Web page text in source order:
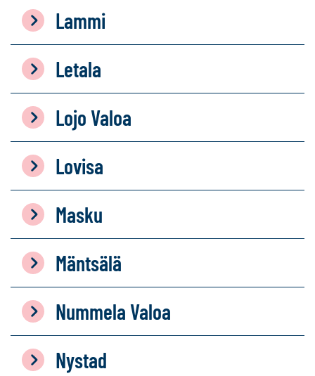
Lammi
Letala
Lojo Valoa
Lovisa
Masku
Mäntsälä
Nummela Valoa
Nystad